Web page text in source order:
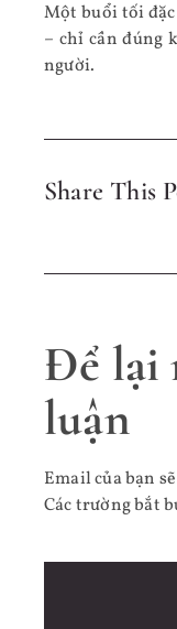
Một buổi tối
– chỉ cần đúng
người.
Share This
Để lại
luận
Email của bạn
Các trường bắt